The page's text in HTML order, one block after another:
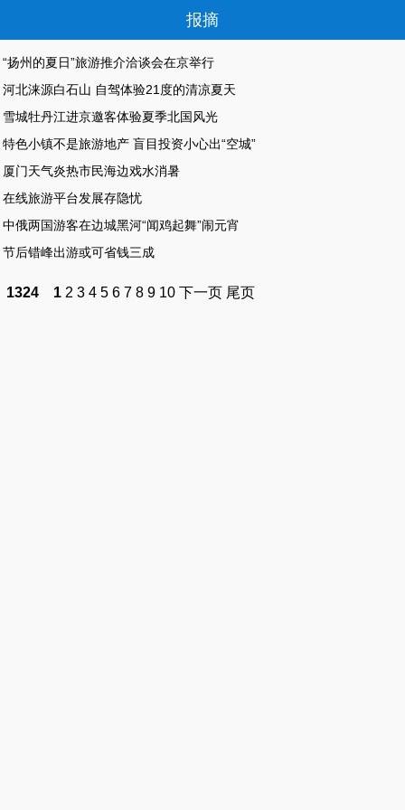
报摘
“扬州的夏日”旅游推介洽谈会在京举行
河北涞源白石山 自驾体验21度的清凉夏天
雪城牡丹江进京邀客体验夏季北国风光
特色小镇不是旅游地产 盲目投资小心出“空城”
厦门天气炎热市民海边戏水消暑
在线旅游平台发展存隐忧
中俄两国游客在边城黑河“闻鸡起舞”闹元宵
节后错峰出游或可省钱三成
1324 1 2 3 4 5 6 7 8 9 10 下一页 尾页